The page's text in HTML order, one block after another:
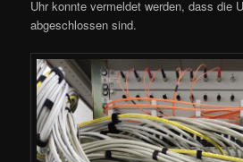
Uhr konnte vermeldet werden, dass die
abgeschlossen sind.